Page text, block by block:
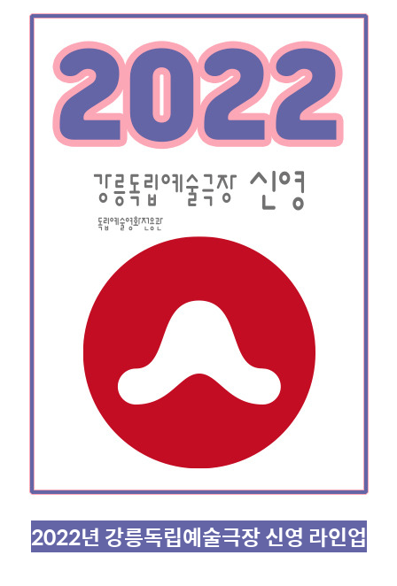
2022년 강릉독립예술극장 신영 라인업